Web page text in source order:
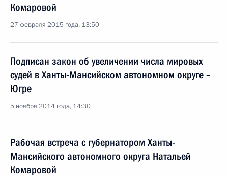
Комаровой
27 февраля 2015 года, 13:50
Подписан закон об увеличении числа мировых
судей в Ханты-Мансийском автономном округе –
Югре
5 ноября 2014 года, 14:30
Рабочая встреча с губернатором Ханты-
Мансийского автономного округа Натальей
Комаровой